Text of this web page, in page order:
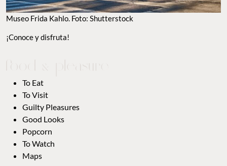
Museo Frida Kahlo. Foto: Shutterstock
¡Conoce y disfruta!
To Eat
To Visit
Guilty Pleasures
Good Looks
Popcorn
To Watch
Maps